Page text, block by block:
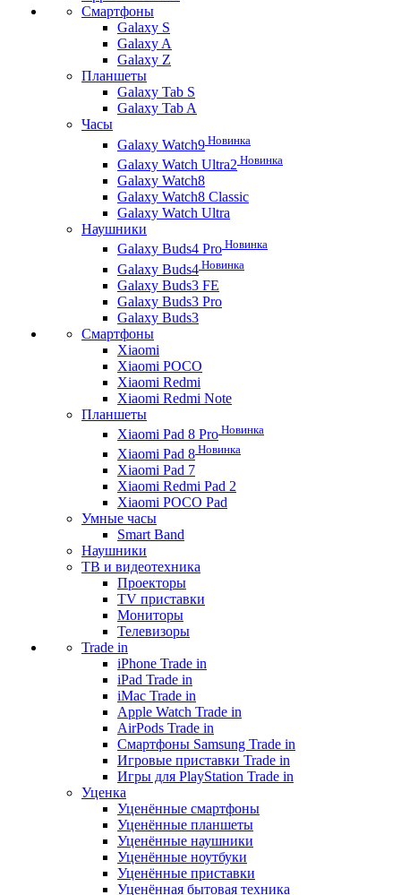
Смартфоны
Galaxy S
Galaxy A
Galaxy Z
Планшеты
Galaxy Tab S
Galaxy Tab A
Часы
Galaxy Watch9 Новинка
Galaxy Watch Ultra2 Новинка
Galaxy Watch8
Galaxy Watch8 Classic
Galaxy Watch Ultra
Наушники
Galaxy Buds4 Pro Новинка
Galaxy Buds4 Новинка
Galaxy Buds3 FE
Galaxy Buds3 Pro
Galaxy Buds3
Смартфоны
Xiaomi
Xiaomi POCO
Xiaomi Redmi
Xiaomi Redmi Note
Планшеты
Xiaomi Pad 8 Pro Новинка
Xiaomi Pad 8 Новинка
Xiaomi Pad 7
Xiaomi Redmi Pad 2
Xiaomi POCO Pad
Умные часы
Smart Band
Наушники
ТВ и видеотехника
Проекторы
TV приставки
Мониторы
Телевизоры
Trade in
iPhone Trade in
iPad Trade in
iMac Trade in
Apple Watch Trade in
AirPods Trade in
Смартфоны Samsung Trade in
Игровые приставки Trade in
Игры для PlayStation Trade in
Уценка
Уценённые смартфоны
Уценённые планшеты
Уценённые наушники
Уценённые ноутбуки
Уценённые приставки
Уценённая бытовая техника